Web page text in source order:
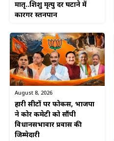
मातृ..शिशु मृत्यु दर घटाने में
कारगर स्तनपान
August 8, 2026
हारी सीटों पर फोकस, भाजपा
ने कोर कमेटी को सौंपी
विधानसभावार प्रवास की
जिम्मेदारी